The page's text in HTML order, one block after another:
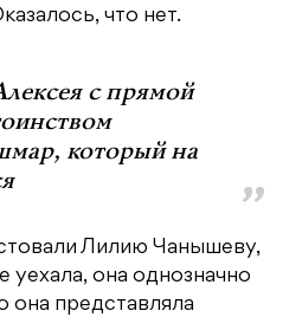
что нет.
с прямой
который на
Лилию Чанышеву,
уехала, она однозначно
она представляла